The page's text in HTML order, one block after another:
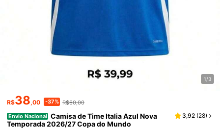
1/3
R$38,00 -37% R$60,00
Envio Nacional Camisa de Time Italia Azul Nova
Temporada 2026/27 Copa do Mundo
3,92 (28)